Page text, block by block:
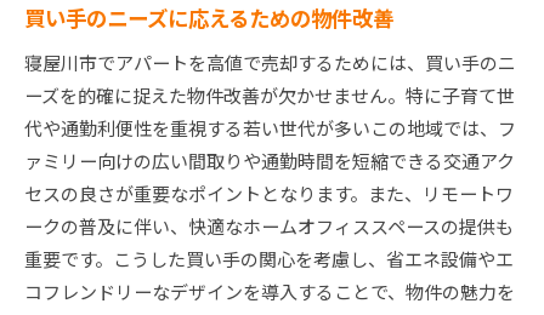
売却後の税務処理の準備
トラブルを未然に防ぐための対策
買い手のニーズに応えるための物件改善
寝屋川市でアパートを高値で売却するためには、買い手のニ
ーズを的確に捉えた物件改善が欠かせません。特に子育て世
代や通勤利便性を重視する若い世代が多いこの地域では、フ
ァミリー向けの広い間取りや通勤時間を短縮できる交通アク
セスの良さが重要なポイントとなります。また、リモートワ
ークの普及に伴い、快適なホームオフィススペースの提供も
重要です。こうした買い手の関心を考慮し、省エネ設備やエ
コフレンドリーなデザインを導入することで、物件の魅力を